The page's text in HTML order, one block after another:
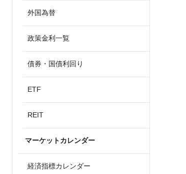
外国為替
政策金利一覧
債券・国債利回り
ETF
REIT
マーケットカレンダー
経済指標カレンダー